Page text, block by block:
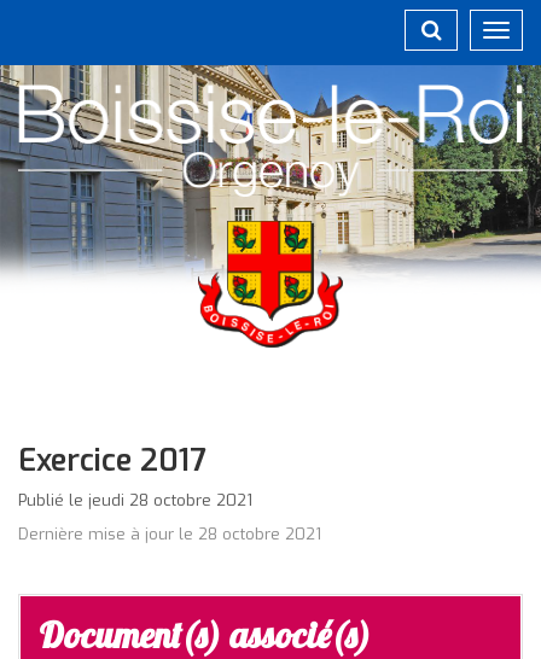
Exercice 2017
Publié le jeudi 28 octobre 2021
Dernière mise à jour le 28 octobre 2021
Document(s) associé(s)